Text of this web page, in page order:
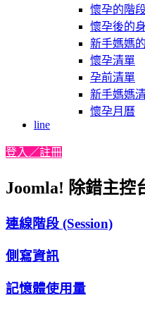
懷孕的階
懷孕後的
新手媽媽
懷孕清單
孕前清單
新手媽媽
懷孕月曆
line
登入／註冊
Joomla! 除錯主控
連線階段 (Session)
側寫資訊
記憶體使用量